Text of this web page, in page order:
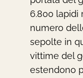
6.800 lapidi
numero
sepolte in
vittime del
estendono